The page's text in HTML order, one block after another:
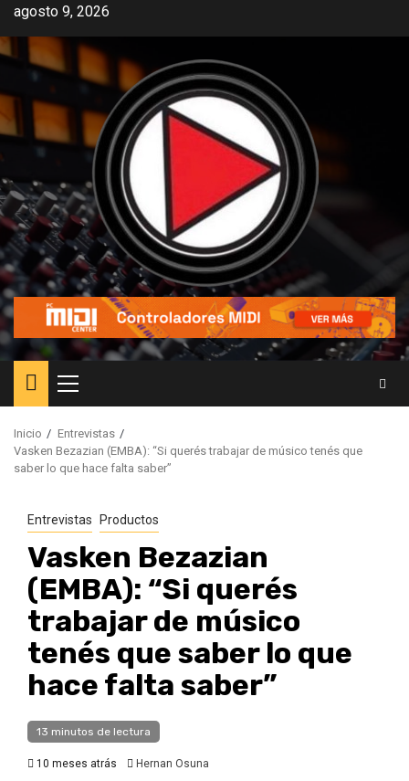
agosto 9, 2026
Inicio
Entrevistas
Vasken Bezazian (EMBA): “Si querés trabajar de músico tenés que
saber lo que hace falta saber”
Entrevistas Productos
Vasken Bezazian
(EMBA): “Si querés
trabajar de músico
tenés que saber lo que
hace falta saber”
13 minutos de lectura
10 meses atrás Hernan Osuna